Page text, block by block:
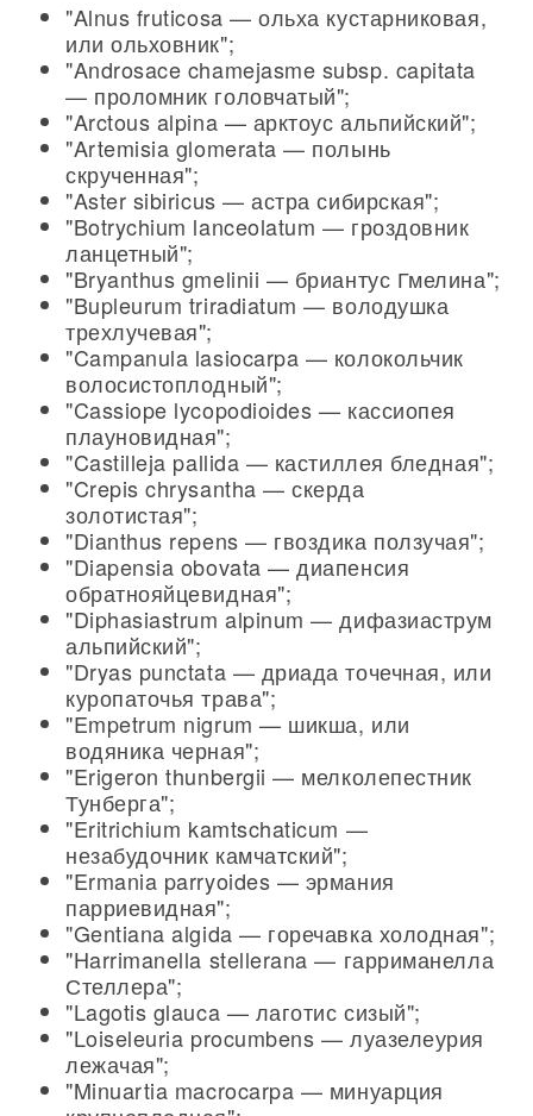
"Alnus fruticosa — ольха кустарниковая,
или ольховник";
"Androsace chamejasme subsp. capitata
— проломник головчатый";
"Arctous alpina — арктоус альпийский";
"Artemisia glomerata — полынь
скрученная";
"Aster sibiricus — астра сибирская";
"Botrychium lanceolatum — гроздовник
ланцетный";
"Bryanthus gmelinii — бриантус Гмелина";
"Bupleurum triradiatum — володушка
трехлучевая";
"Campanula lasiocarpa — колокольчик
волосистоплодный";
"Cassiope lycopodioides — кассиопея
плауновидная";
"Castilleja pallida — кастиллея бледная";
"Crepis chrysantha — скерда
золотистая";
"Dianthus repens — гвоздика ползучая";
"Diapensia obovata — диапенсия
обратнояйцевидная";
"Diphasiastrum alpinum — дифазиаструм
альпийский";
"Dryas punctata — дриада точечная, или
куропаточья трава";
"Empetrum nigrum — шикша, или
водяника черная";
"Erigeron thunbergii — мелколепестник
Тунберга";
"Eritrichium kamtschaticum —
незабудочник камчатский";
"Ermania parryoides — эрмания
парриевидная";
"Gentiana algida — горечавка холодная";
"Harrimanella stellerana — гарриманелла
Стеллера";
"Lagotis glauca — лаготис сизый";
"Loiseleuria procumbens — луазелеурия
лежачая";
"Minuartia macrocarpa — минуарция